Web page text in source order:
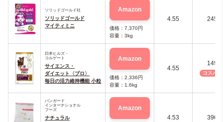
ソリッドゴールド社
ソリッドゴールド
マイティミニ
Amazon
価格：7,370円
容量：3kg
4.55 245円
日本ヒルズ・
コルゲート
サイエンス・
ダイエット〈プロ〉
毎日の活力維持機能 小粒
Amazon
価格：2,336円
容量：1.6kg
4.55
149円
コスパ
バンガード
インターナショナル
フーズ
ナチュラル
Amazon
4.53 396円